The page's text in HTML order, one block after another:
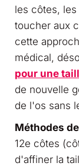
les côtes,
toucher aux
cette
médical,
pour une
de nouvelle
de l'os sans
Méthodes
12e côtes
d'affiner la